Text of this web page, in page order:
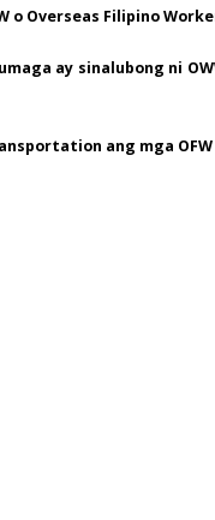
Overseas Filipino
ay sinalubong ni
ang mga